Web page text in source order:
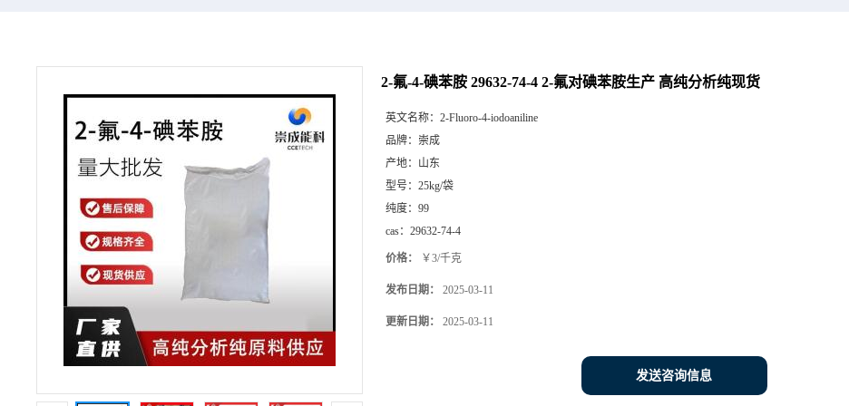
2-氟-4-碘苯胺 29632-74-4 2-氟对碘苯胺生产 高纯分析纯现货
英文名称： 2-Fluoro-4-iodoaniline
品牌： 崇成
产地： 山东
型号： 25kg/袋
纯度： 99
cas： 29632-74-4
价格： ￥3/千克
发布日期： 2025-03-11
更新日期： 2025-03-11
发送咨询信息